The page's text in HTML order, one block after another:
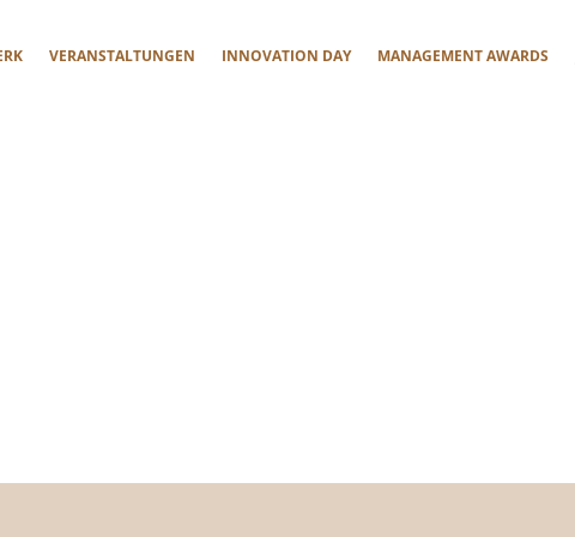
VERANSTALTUNGEN INNOVATION DAY MANAGEMENT AWARDS